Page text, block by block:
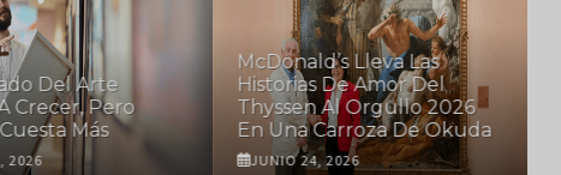
Del Arte
Crecer, Pero
Más
2026
McDonald’s Lleva Las
Historias De Amor Del
Thyssen Al Orgullo 2026
En Una Carroza De Okuda
JUNIO 24, 2026